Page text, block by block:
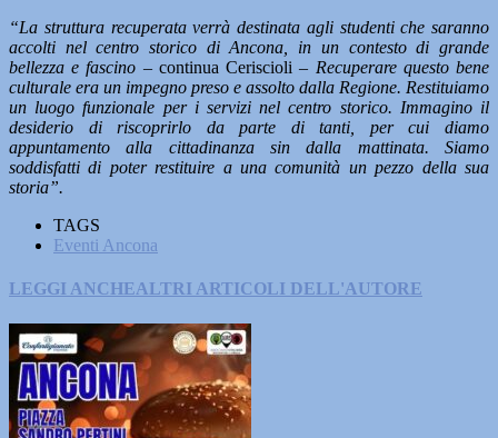
“La struttura recuperata verrà destinata agli studenti che saranno
accolti nel centro storico di Ancona, in un contesto di grande
bellezza e fascino – continua Ceriscioli – Recuperare questo bene
culturale era un impegno preso e assolto dalla Regione. Restituiamo
un luogo funzionale per i servizi nel centro storico. Immagino il
desiderio di riscoprirlo da parte di tanti, per cui diamo
appuntamento alla cittadinanza sin dalla mattinata. Siamo
soddisfatti di poter restituire a una comunità un pezzo della sua
storia”.
TAGS
Eventi Ancona
LEGGI ANCHEALTRI ARTICOLI DELL'AUTORE